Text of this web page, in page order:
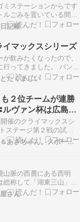
ミステーションからです
ごみを置いている間、
ンクン～(。-`ω-) 水色の
かな気温です～ 橋の所
さるご夫婦が待っていて
、少し水量が増えた川…
記帳
マックスシリーズ
飲みたくなったので、
ってきました。 パンは
カッチャ野菜がたくさん
たです。 コーヒーはもう
このコーヒーはとても美
ーっと過ごしました。こ
たくましい
２位チームが連勝
ヴァン杯は広島と
12のプロ野球とＪ
催のクライマックスシ
ステージ第２戦の試合
終わった方から）【試合
戦▽エスコンＦオリック
02X - 5日本ハムhttps:/
ポロと旅する＆あさちゃん。スポーツ３
山脈の西麓にある西明
称して「湖東三山」と
一つである西明寺（甲良
の名所であるので、大勢
さん